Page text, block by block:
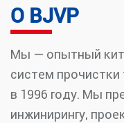
О BJVP
Мы — опытный
систем
в 1996 году. Мы
инжинирингу,